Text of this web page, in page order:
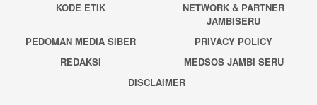
KODE ETIK
NETWORK & PARTNER
JAMBISERU
PEDOMAN MEDIA SIBER
PRIVACY POLICY
REDAKSI
MEDSOS JAMBI SERU
DISCLAIMER